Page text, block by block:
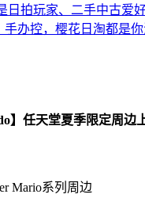
日拍玩家、二手中古爱
手办控，樱花日淘都是
】任天堂夏季限定周边
Mario系列周边